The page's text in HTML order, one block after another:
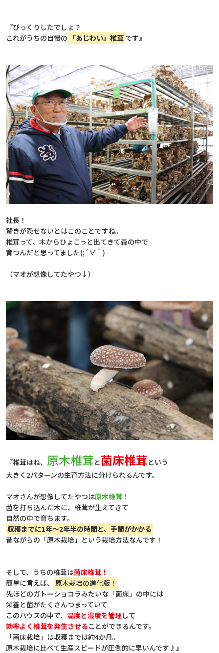
『びっくりしたでしょ？
これがうちの自慢の
「あじわい」椎茸 です』
社長！
驚きが隠せないとはこのことですね。
椎茸って、木からひょこっと出てきて森の中で
育つんだと思ってました(;´∀｀)
（マオが想像してたやつ↓）
『椎茸はね、 原木椎茸と菌床椎茸 という
大きく2パターンの生育方法に分けられるんです。
マオさんが想像してたやつは原木椎茸！
菌を打ち込んだ木に、椎茸が生えてきて
自然の中で育ちます。
収穫までに1年～2年半の時間と、手間がかかる
昔ながらの「原木栽培」という栽培方法なんです！
そして、うちの椎茸は菌床椎茸！
簡単に言えば、
原木栽培の進化版！
先ほどのガトーショコラみたいな「菌床」の中には
栄養と菌がたくさんつまっていて
このハウスの中で、 温度と湿度を管理して
効率よく椎茸を発生させることができるんです。
「菌床栽培」は収穫までは約4か月。
原木栽培に比べて生産スピードが圧倒的に早いんです♪』